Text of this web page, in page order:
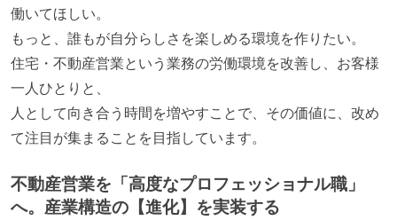
働いてほしい。
もっと、誰もが自分らしさを楽しめる環境を作りたい。
住宅・不動産営業という業務の労働環境を改善し、お客様
一人ひとりと、
人として向き合う時間を増やすことで、その価値に、改め
て注目が集まることを目指しています。
不動産営業を「高度なプロフェッショナル職」
へ。産業構造の【進化】を実装する